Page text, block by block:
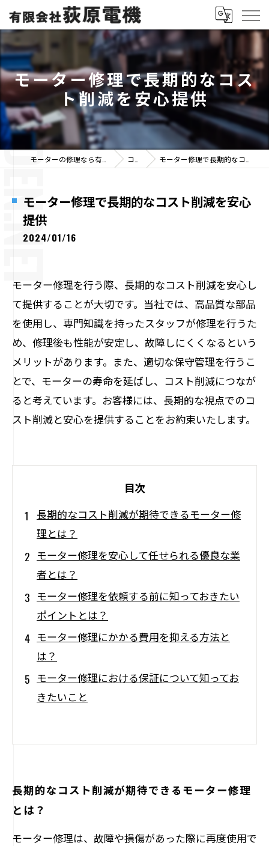
モーター修理で長期的なコス
ト削減を安心提供
コラム モーター修理で長期的なコスト削減を安心提供
モーター修理で長期的なコスト削減を安心
提供
2024/01/16
モーター修理を行う際、長期的なコスト削減を安心し
て提供することが大切です。当社では、高品質な部品
を使用し、専門知識を持ったスタッフが修理を行うた
め、修理後も性能が安定し、故障しにくくなるという
メリットがあります。また、適切な保守管理を行うこ
とで、モーターの寿命を延ばし、コスト削減につなが
ると考えています。お客様には、長期的な視点でのコ
スト削減と安心を提供することをお約束いたします。
目次
長期的なコスト削減が期待できるモーター修
理とは？
モーター修理を安心して任せられる優良な業
者とは？
モーター修理を依頼する前に知っておきたい
ポイントとは？
モーター修理にかかる費用を抑える方法と
は？
モーター修理における保証について知ってお
きたいこと
長期的なコスト削減が期待できるモーター修理
とは？
モーター修理は、故障や損傷があった際に再度使用で